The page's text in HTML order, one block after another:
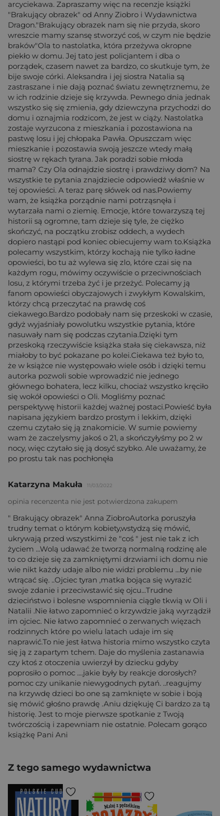
arcyciekawa. Zapraszamy więc na recenzje książki
"Brakujący obrazek" od Anny Ziobro i Wydawnictwa
Dragon."Brakujący obrazek nam się nie przyda, skoro
wreszcie mamy szansę stworzyć coś, w czym nie będzie
braków"Ola to nastolatka, która przeżywa okropne
piekło w domu. Jej tato jest policjantem i dba o
porządek, czasem nawet za bardzo, co skutkuje tym, że
bije swoje córki. Aleksandra i jej siostra Natalia są
zastraszane i nie dają poznać światu zewnętrznemu, że
w ich rodzinie dzieje się krzywda. Pewnego dnia jednak
wszystko się się zmienia, gdy dziewczyna przychodzi do
domu i oznajmia rodzicom, że jest w ciąży. Nastolatka
zostaje wyrzucona z mieszkania i pozostawiona na
pastwę losu i jej chłopaka Pawła. Opuszczam więc
mieszkanie i pozostawia swoją jeszcze wtedy małą
siostrę w rękach tyrana. Jak poradzi sobie młoda
mama? Czy Ola odnajdzie siostrę i prawdziwy dom? Na
wszystkie te pytania znajdziecie odpowiedź właśnie w
tej opowieści. A teraz parę słówek od nas.Powiemy
wam, że książka porządnie nami potrząsnęła i
wytarzała nami o ziemię. Emocje, które towarzyszą tej
historii są ogromne, tam dzieje się tyle, że ciężko
skończyć, na początku zrobisz oddech, a wydech
dopiero nastąpi pod koniec obiecujemy wam to.Książka
polecamy wszystkim, którzy kochają nie tylko ładne
opowieści, bo tu aż wylewa się zlo, które czai się na
każdym rogu, mówimy oczywiście o przeciwnościach
losu, z którymi trzeba żyć i je przeżyć. Polecamy ją
fanom opowieści obyczajowych i zwykłym Kowalskim,
którzy chcą przeczytać na prawdę coś
ciekawego.Bardzo podobały nam się przeskoki w czasie,
gdyż wyjaśniały powolutku wszystkie pytania, które
nasuwały nam się podczas czytania.Dzięki tym
przeskoką rzeczywiście książka stała się ciekawsza, niż
miałoby to być pokazane po kolei.Ciekawa też było to,
że w książce nie występowało wiele osób i dzięki temu
autorka pozwoli sobie wprowadzić nie jednego
głównego bohatera, lecz kilku, chociaż wszystko kręciło
się wokół opowieści o Oli. Mogliśmy poznać
perspektywę historii każdej ważnej postaci.Powieść była
napisana językiem bardzo prostym i lekkim, dzięki
czemu czytało się ją znakomicie. W sumie powiemy
wam że zaczelysmy jakoś o 21, a skończyłyśmy po 2 w
nocy, więc czytało się ją dosyć szybko. Ale uważamy, że
po prostu tak nas pochłonęła
Katarzyna Makuła 11/03/2022
opinia recenzenta nie jest potwierdzona zakupem
" Brakujący obrazek" Anna ZiobroAutorka poruszyła
trudny temat o którym kobiety,wstydzą się mówić,
ukrywają przed wszystkimi że "coś " jest nie tak z ich
życiem ...Wolą udawać że tworzą normalną rodzinę ale
to co dzieje się za zamkniętymi drzwiami ich domu nie
wie nikt każdy udaje albo nie widzi problemu ...by nie
wtrącać się. ..Ojciec tyran ,matka bojąca się wyrazić
swoje zdanie i przeciwstawić się ojcu...Trudne
dzieciństwo i bolesne wspomnienia ciągle tkwią w Oli i
Natalii .Nie łatwo zapomnieć o krzywdzie jaką wyrządził
im ojciec. Nie łatwo zapomnieć o zerwanych więzach
rodzinnych które po wielu latach udaje im się
naprawić.To nie jest łatwa historia mimo wszystko czyta
się ją z zapartym tchem. Daje do myślenia zastanawia
czy ktoś z otoczenia uwierzył by dziecku gdyby
poprosiło o pomoc ....jakie były by reakcje dorosłych?
pomoc czy unikanie niewygodnych pytań. ..reagujmy
na krzywdę dzieci bo one są zamknięte w sobie i boją
się mówić głośno prawdę .Aniu dziękuję Ci bardzo za tą
historię. Jest to moje pierwsze spotkanie z Twoją
twórczością i zapewniam nie ostatnie. Polecam gorąco
książkę Pani Ani
Z tego samego wydawnictwa